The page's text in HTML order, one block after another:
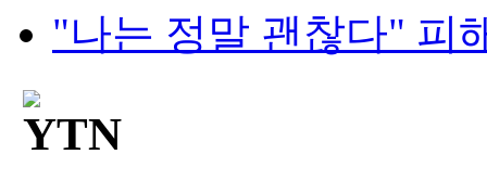
"나는 정말 괜찮다" 피